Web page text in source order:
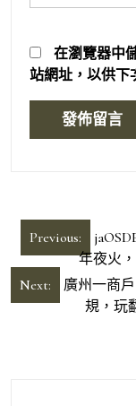
在瀏覽器中
站網址，以供下
文
章
導
Previous:
年夜火
Next:
廣州一商
規，玩